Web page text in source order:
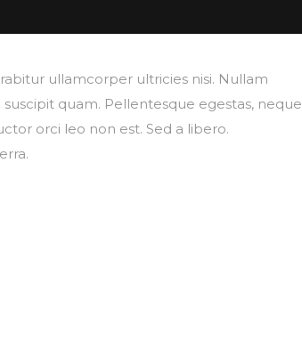
ullamcorper ultricies nisi. Nullam
quam. Pellentesque egestas, neque
orci leo non est. Sed a libero.